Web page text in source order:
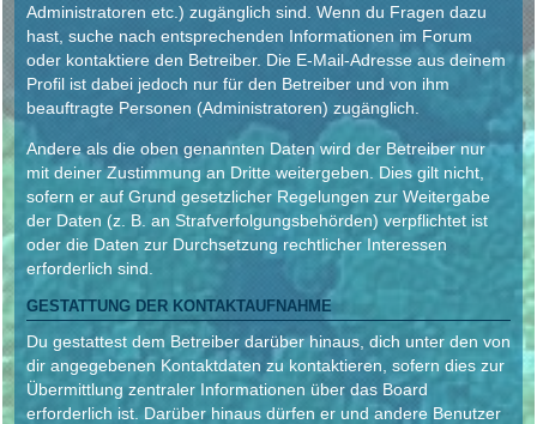
Administratoren etc.) zugänglich sind. Wenn du Fragen dazu
hast, suche nach entsprechenden Informationen im Forum
oder kontaktiere den Betreiber. Die E-Mail-Adresse aus deinem
Profil ist dabei jedoch nur für den Betreiber und von ihm
beauftragte Personen (Administratoren) zugänglich.
Andere als die oben genannten Daten wird der Betreiber nur
mit deiner Zustimmung an Dritte weitergeben. Dies gilt nicht,
sofern er auf Grund gesetzlicher Regelungen zur Weitergabe
der Daten (z. B. an Strafverfolgungsbehörden) verpflichtet ist
oder die Daten zur Durchsetzung rechtlicher Interessen
erforderlich sind.
GESTATTUNG DER KONTAKTAUFNAHME
Du gestattest dem Betreiber darüber hinaus, dich unter den von
dir angegebenen Kontaktdaten zu kontaktieren, sofern dies zur
Übermittlung zentraler Informationen über das Board
erforderlich ist. Darüber hinaus dürfen er und andere Benutzer